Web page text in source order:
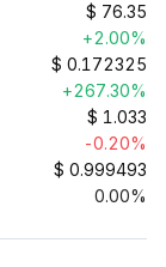
$ 76.35
+2.00%
$ 0.172325
+267.30%
$ 1.033
-0.20%
$ 0.999493
0.00%